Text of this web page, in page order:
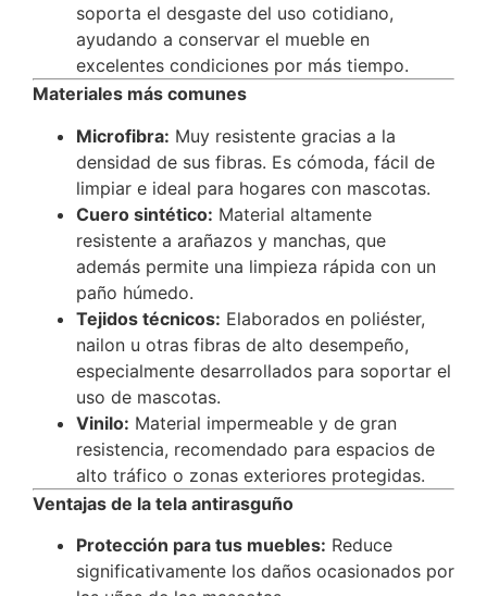
soporta el desgaste del uso cotidiano,
ayudando a conservar el mueble en
excelentes condiciones por más tiempo.
Materiales más comunes
Microfibra: Muy resistente gracias a la
densidad de sus fibras. Es cómoda, fácil de
limpiar e ideal para hogares con mascotas.
Cuero sintético: Material altamente
resistente a arañazos y manchas, que
además permite una limpieza rápida con un
paño húmedo.
Tejidos técnicos: Elaborados en poliéster,
nailon u otras fibras de alto desempeño,
especialmente desarrollados para soportar el
uso de mascotas.
Vinilo: Material impermeable y de gran
resistencia, recomendado para espacios de
alto tráfico o zonas exteriores protegidas.
Ventajas de la tela antirasguño
Protección para tus muebles: Reduce
significativamente los daños ocasionados por